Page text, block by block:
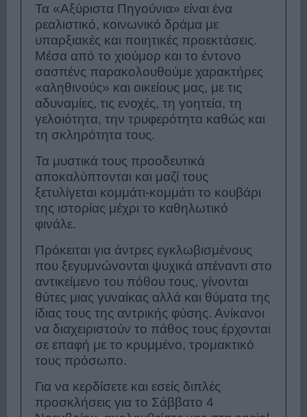
Τα «Αξύριστα Πηγούνια» είναι ένα
ρεαλιστικό, κοινωνικό δράμα με
υπαρξιακές και ποιητικές προεκτάσεις.
Μέσα από το χιούμορ και το έντονο
σασπένς παρακολουθούμε χαρακτήρες
«αληθινούς» και οικείους μας, με τις
αδυναμίες, τις ενοχές, τη γοητεία, τη
γελοιότητα, την τρυφερότητα καθώς και
τη σκληρότητα τους.
Τα μυστικά τους προοδευτικά
αποκαλύπτονται και μαζί τους
ξετυλίγεται κομμάτι-κομμάτι το κουβάρι
της ιστορίας μέχρι το καθηλωτικό
φινάλε.
Πρόκειται για άντρες εγκλωβισμένους
που ξεγυμνώνονται ψυχικά απέναντι στο
αντικείμενο του πόθου τους, γίνονται
θύτες μιας γυναίκας αλλά και θύματα της
ίδιας τους της αντρικής φύσης. Ανίκανοι
να διαχειριστούν το πάθος τους έρχονται
σε επαφή με το κρυμμένο, τρομακτικό
τους πρόσωπο.
Για να κερδίσετε και εσείς διπλές
προσκλήσεις για το Σάββατο 4